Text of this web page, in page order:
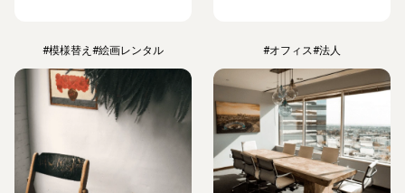
#模様替え #絵画レンタル #オフィス#法人